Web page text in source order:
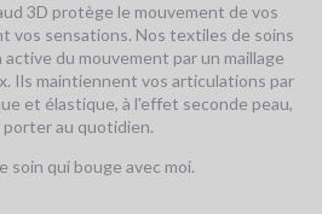
3D protège le mouvement de vos
vos sensations. Nos textiles de soins
du mouvement par un maillage
Ils maintiennent vos articulations par
et élastique, à l'effet seconde peau,
porter au quotidien.
soin qui bouge avec moi.